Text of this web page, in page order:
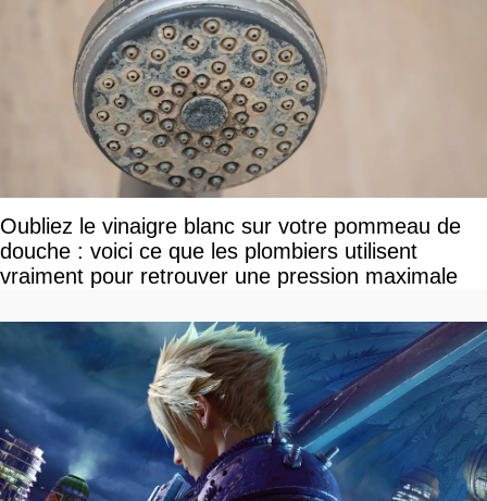
Oubliez le vinaigre blanc sur votre pommeau de
douche : voici ce que les plombiers utilisent
vraiment pour retrouver une pression maximale